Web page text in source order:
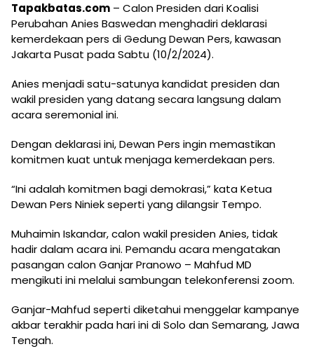
Tapakbatas.com – Calon Presiden dari Koalisi
Perubahan Anies Baswedan menghadiri deklarasi
kemerdekaan pers di Gedung Dewan Pers, kawasan
Jakarta Pusat pada Sabtu (10/2/2024).
Anies menjadi satu-satunya kandidat presiden dan
wakil presiden yang datang secara langsung dalam
acara seremonial ini.
Dengan deklarasi ini, Dewan Pers ingin memastikan
komitmen kuat untuk menjaga kemerdekaan pers.
“Ini adalah komitmen bagi demokrasi,” kata Ketua
Dewan Pers Niniek seperti yang dilangsir Tempo.
Muhaimin Iskandar, calon wakil presiden Anies, tidak
hadir dalam acara ini. Pemandu acara mengatakan
pasangan calon Ganjar Pranowo – Mahfud MD
mengikuti ini melalui sambungan telekonferensi zoom.
Ganjar-Mahfud seperti diketahui menggelar kampanye
akbar terakhir pada hari ini di Solo dan Semarang, Jawa
Tengah.